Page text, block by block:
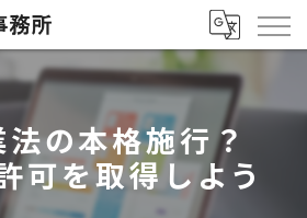
法の本格施行？
可を取得しよう